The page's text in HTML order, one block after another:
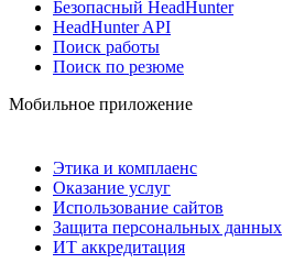
Безопасный HeadHunter
HeadHunter API
Поиск работы
Поиск по резюме
Мобильное приложение
Этика и комплаенс
Оказание услуг
Использование сайтов
Защита персональных данных
ИТ аккредитация